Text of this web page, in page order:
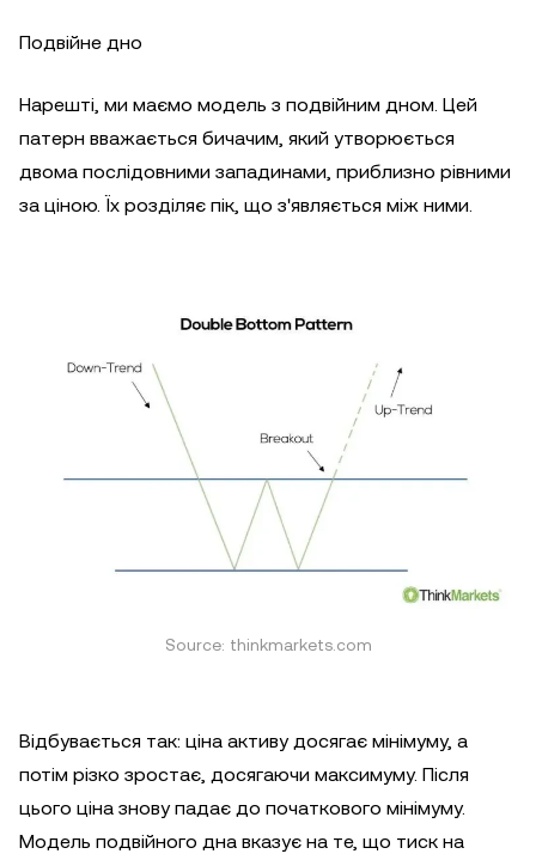
Подвійне дно
Нарешті, ми маємо модель з подвійним дном. Цей
патерн вважається бичачим, який утворюється
двома послідовними западинами, приблизно рівними
за ціною. Їх розділяє пік, що з'являється між ними.
Source: thinkmarkets.com
Відбувається так: ціна активу досягає мінімуму, а
потім різко зростає, досягаючи максимуму. Після
цього ціна знову падає до початкового мінімуму.
Модель подвійного дна вказує на те, що тиск на